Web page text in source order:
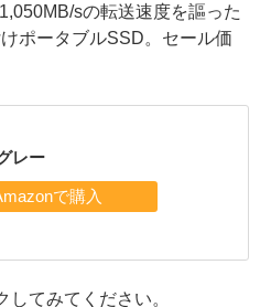
sの転送速度を謳った
ポータブルSSD。セール価
レー
てみてください。